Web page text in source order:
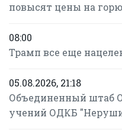
повысят цены на
08:00
Трамп все еще
05.08.2026, 21:18
Объединенный штаб
учений ОДКБ